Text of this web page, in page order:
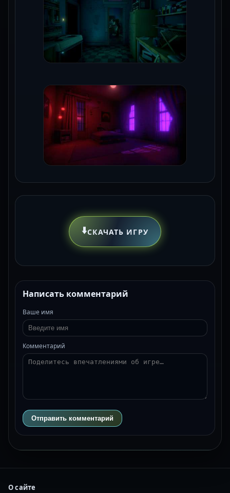
⬇️СКАЧАТЬ ИГРУ
Написать комментарий
Ваше имя
Комментарий
Отправить комментарий
О сайте